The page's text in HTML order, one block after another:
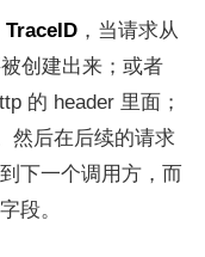
TraceID ，当请求从
创建出来；或者
的 header 里面；
然后在后续的请求
下一个调用方，而
段。